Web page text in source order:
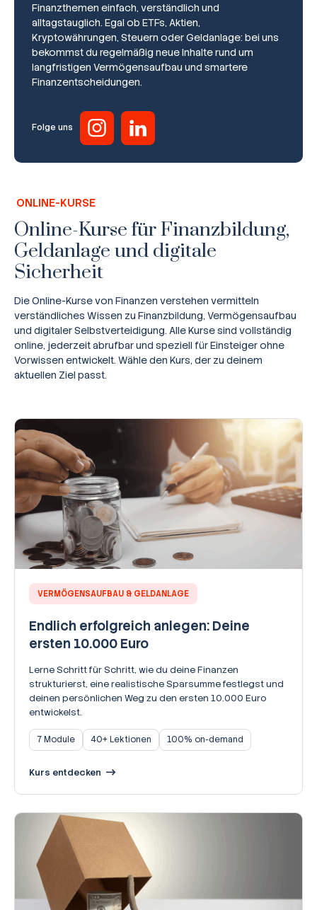
Broker-Vergleich
Ratgeber
Online Kurse
Finanzthemen einfach, verständlich und
alltagstauglich. Egal ob ETFs, Aktien,
Kryptowährungen, Steuern oder Geldanlage: bei uns
bekommst du regelmäßig neue Inhalte rund um
langfristigen Vermögensaufbau und smartere
Finanzentscheidungen.
Folge uns
ONLINE-KURSE
Online-Kurse für Finanzbildung,
Geldanlage und digitale
Sicherheit
Die Online-Kurse von Finanzen verstehen vermitteln
verständliches Wissen zu Finanzbildung, Vermögensaufbau
und digitaler Selbstverteidigung. Alle Kurse sind vollständig
online, jederzeit abrufbar und speziell für Einsteiger ohne
Vorwissen entwickelt. Wähle den Kurs, der zu deinem
aktuellen Ziel passt.
VERMÖGENSAUFBAU & GELDANLAGE
Endlich erfolgreich anlegen: Deine
ersten 10.000 Euro
Lerne Schritt für Schritt, wie du deine Finanzen
strukturierst, eine realistische Sparsumme festlegst und
deinen persönlichen Weg zu den ersten 10.000 Euro
entwickelst.
7 Module 40+ Lektionen 100% on-demand
Kurs entdecken